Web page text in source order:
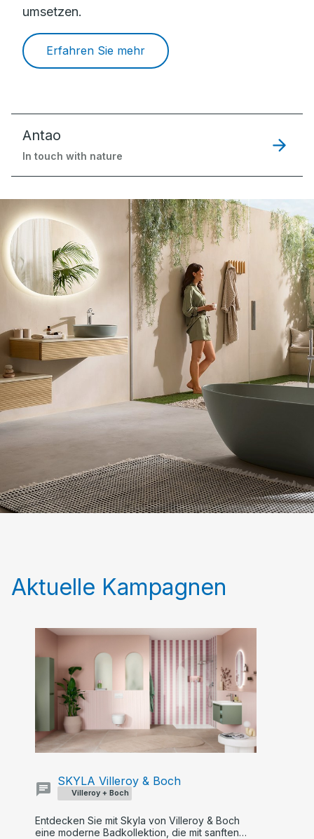
umsetzen.
Erfahren Sie mehr
Antao
In touch with nature
Aktuelle Kampagnen
Villeroy + Boch
SKYLA Villeroy & Boch
Entdecken Sie mit Skyla von Villeroy & Boch
eine moderne Badkollektion, die mit sanften